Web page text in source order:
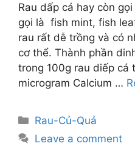
Rau dấp cá hay còn
gọi là fish mint, fish
rau rất dễ trồng và có
cơ thể. Thành phần
trong 100g rau diếp cá
microgram Calcium …
Categories
Rau-Củ-Quả
Leave a comment